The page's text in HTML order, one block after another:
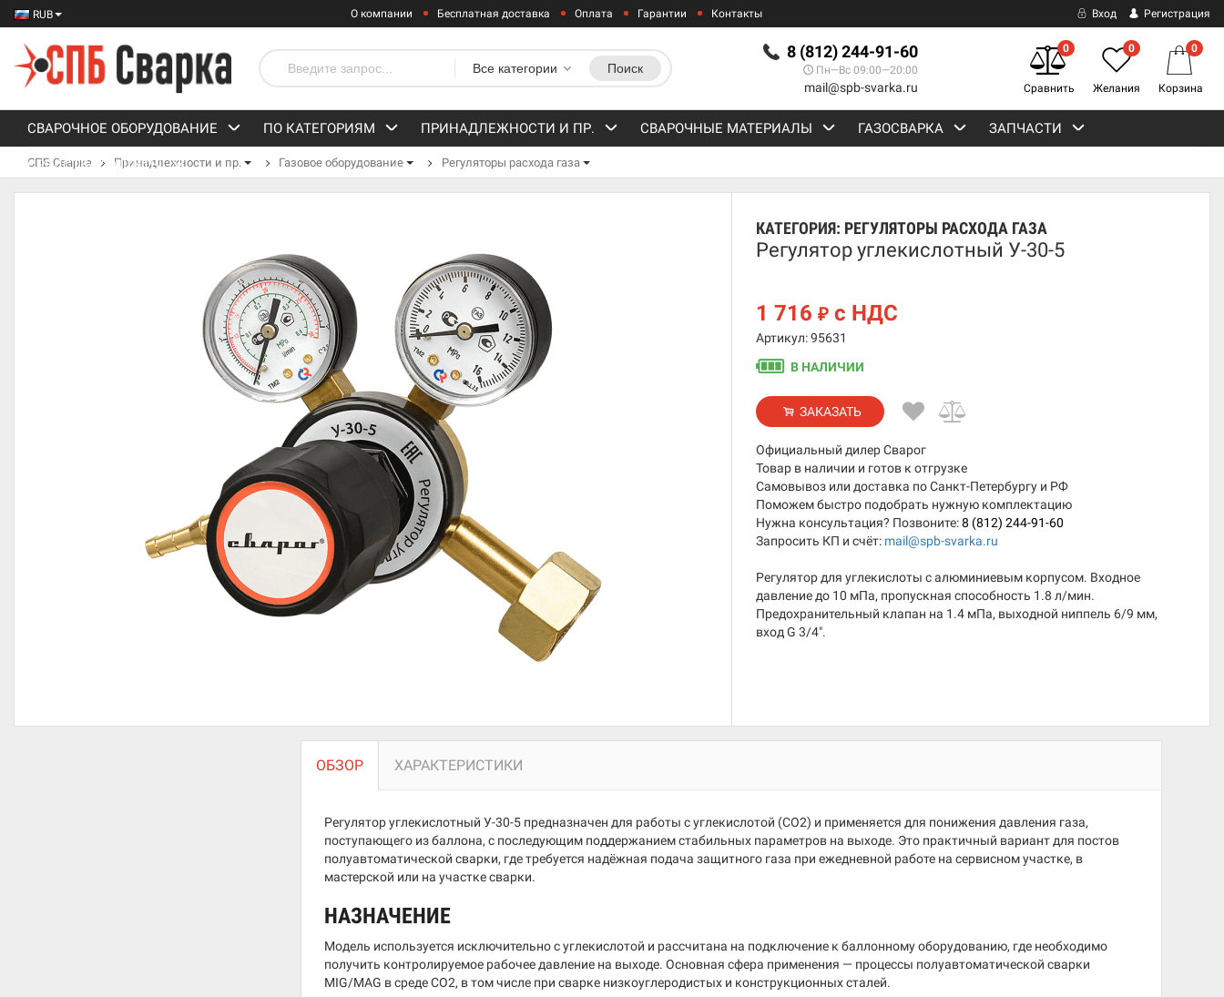
RUB О компании Бесплатная доставка Оплата Гарантии Контакты Вход Регистрация
8 (812) 244-91-60
Пн—Вс 09:00—20:00
mail@spb-svarka.ru
Все категории Поиск
0
Сравнить
0
Желания
0
Корзина
СВАРОЧНОЕ ОБОРУДОВАНИЕ ПО КАТЕГОРИЯМ ПРИНАДЛЕЖНОСТИ И ПР. СВАРОЧНЫЕ МАТЕРИАЛЫ ГАЗОСВАРКА ЗАПЧАСТИ
СРЕДСТВА ЗАЩИТЫ
СПБ Сварка Принадлежности и пр. Газовое оборудование Регуляторы расхода газа
КАТЕГОРИЯ: РЕГУЛЯТОРЫ РАСХОДА ГАЗА
Регулятор углекислотный У-30-5
1 716₽ с НДС
Артикул: 95631
В НАЛИЧИИ
ЗАКАЗАТЬ
Официальный дилер Сварог
Товар в наличии и готов к отгрузке
Самовывоз или доставка по Санкт-Петербургу и РФ
Поможем быстро подобрать нужную комплектацию
Нужна консультация? Позвоните:8 (812) 244-91-60
Запросить КП и счёт: mail@spb-svarka.ru
Регулятор для углекислоты с алюминиевым корпусом. Входное
давление до 10 мПа, пропускная способность 1.8 л/мин.
Предохранительный клапан на 1.4 мПа, выходной ниппель 6/9 мм,
вход G 3/4″.
ОБЗОР ХАРАКТЕРИСТИКИ
Регулятор углекислотный У-30-5 предназначен для работы с углекислотой (CO2) и применяется для понижения давления газа,
поступающего из баллона, с последующим поддержанием стабильных параметров на выходе. Это практичный вариант для постов
полуавтоматической сварки, где требуется надёжная подача защитного газа при ежедневной работе на сервисном участке, в
мастерской или на участке сварки.
НАЗНАЧЕНИЕ
Модель используется исключительно с углекислотой и рассчитана на подключение к баллонному оборудованию, где необходимо
получить контролируемое рабочее давление на выходе. Основная сфера применения — процессы полуавтоматической сварки
MIG/MAG в среде CO2, в том числе при сварке низкоуглеродистых и конструкционных сталей.